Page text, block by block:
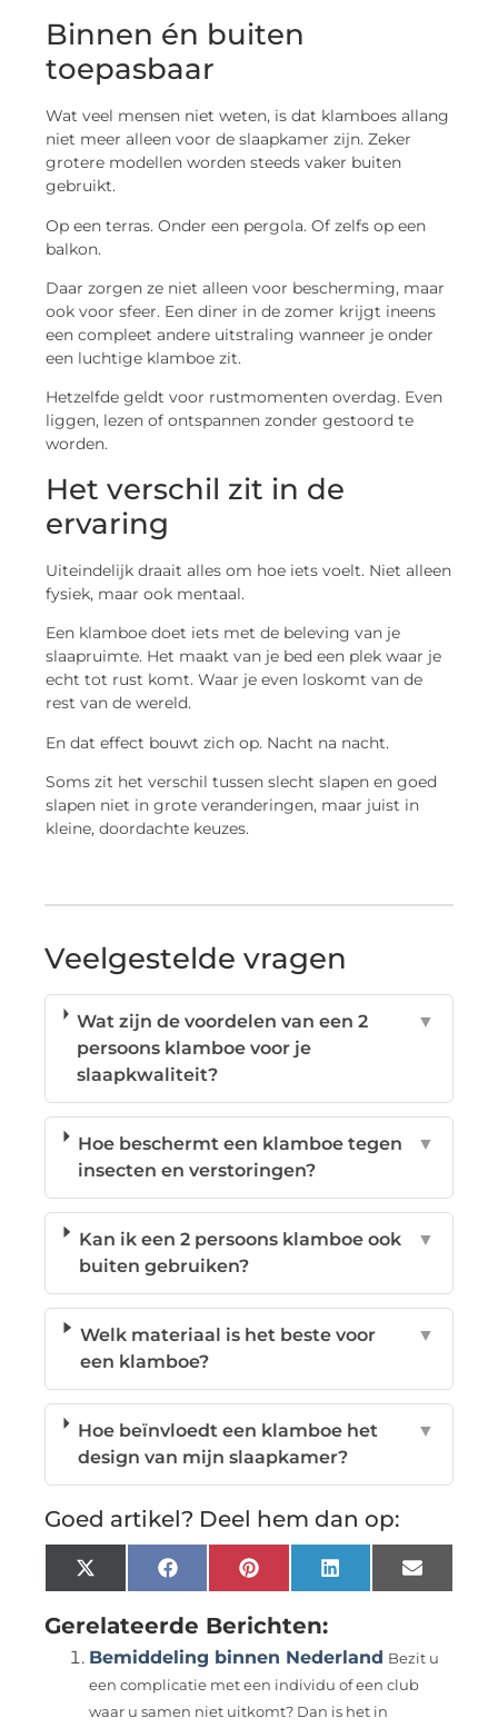
Binnen én buiten
toepasbaar
Wat veel mensen niet weten, is dat klamboes allang
niet meer alleen voor de slaapkamer zijn. Zeker
grotere modellen worden steeds vaker buiten
gebruikt.
Op een terras. Onder een pergola. Of zelfs op een
balkon.
Daar zorgen ze niet alleen voor bescherming, maar
ook voor sfeer. Een diner in de zomer krijgt ineens
een compleet andere uitstraling wanneer je onder
een luchtige klamboe zit.
Hetzelfde geldt voor rustmomenten overdag. Even
liggen, lezen of ontspannen zonder gestoord te
worden.
Het verschil zit in de
ervaring
Uiteindelijk draait alles om hoe iets voelt. Niet alleen
fysiek, maar ook mentaal.
Een klamboe doet iets met de beleving van je
slaapruimte. Het maakt van je bed een plek waar je
echt tot rust komt. Waar je even loskomt van de
rest van de wereld.
En dat effect bouwt zich op. Nacht na nacht.
Soms zit het verschil tussen slecht slapen en goed
slapen niet in grote veranderingen, maar juist in
kleine, doordachte keuzes.
Veelgestelde vragen
Wat zijn de voordelen van een 2
persoons klamboe voor je
slaapkwaliteit?
▼
Hoe beschermt een klamboe tegen
insecten en verstoringen?
▼
Kan ik een 2 persoons klamboe ook
buiten gebruiken?
▼
Welk materiaal is het beste voor
een klamboe?
▼
Hoe beïnvloedt een klamboe het
design van mijn slaapkamer?
▼
Goed artikel? Deel hem dan op:
X
(Twitter)
FacebookPinterestLinkedInEmail
Gerelateerde Berichten:
Bemiddeling binnen Nederland Bezit u
een complicatie met een individu of een club
waar u samen niet uitkomt? Dan is het in